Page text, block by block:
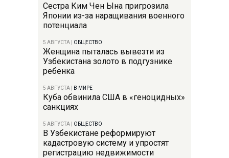
Сестра Ким Чен Ына пригрозила
Японии из-за наращивания военного
потенциала
5 АВГУСТА ОБЩЕСТВО
Женщина пыталась вывезти из
Узбекистана золото в подгузнике
ребенка
5 АВГУСТА В МИРЕ
Куба обвинила США в «геноцидных»
санкциях
5 АВГУСТА ОБЩЕСТВО
В Узбекистане реформируют
кадастровую систему и упростят
регистрацию недвижимости